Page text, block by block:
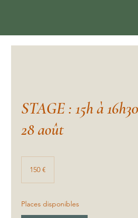
STAGE : 15h à
28 août
150 €
Places disponibles